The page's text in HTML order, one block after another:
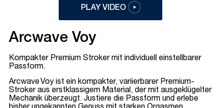
PLAY VIDEO
Arcwave Voy
Kompakter Premium Stroker mit individuell einstellbarer
Passform.
Arcwave Voy ist ein kompakter, variierbarer Premium-
Stroker aus erstklassigem Material, der mit ausgeklügelter
Mechanik überzeugt. Justiere die Passform und erlebe